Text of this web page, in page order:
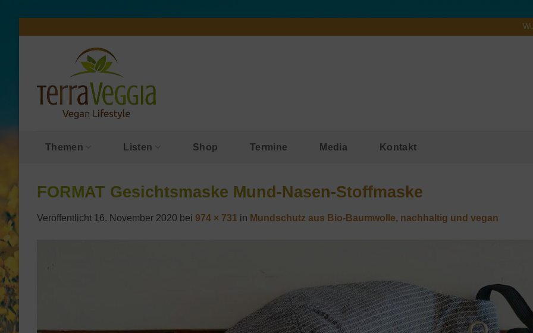
Themen Listen Shop Termine Media Kontakt
FORMAT Gesichtsmaske Mund-Nasen-Stoffmaske
Veröffentlicht 16. November 2020 bei 974 × 731 in Mundschutz aus Bio-Baumwolle, nachhaltig und vegan